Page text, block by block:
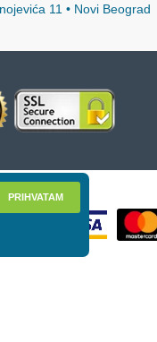
11 • Novi Beograd
PRIHVATAM